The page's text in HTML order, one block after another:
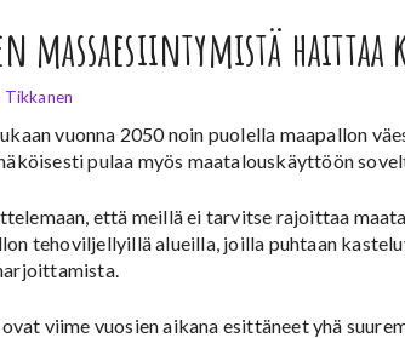
massaesiintymistä haittaa
Tikkanen
vuonna 2050 noin puolella maapallon
pulaa myös maatalouskäyttöön
että meillä ei tarvitse rajoittaa
tehoviljellyillä alueilla, joilla puhtaan
viime vuosien aikana esittäneet yhä